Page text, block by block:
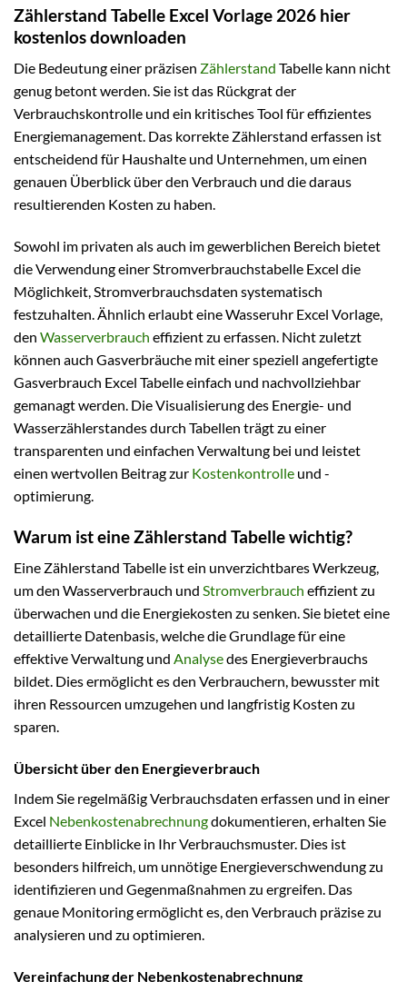
Zählerstand Tabelle Excel Vorlage 2026 hier
kostenlos downloaden
Die Bedeutung einer präzisen Zählerstand Tabelle kann nicht
genug betont werden. Sie ist das Rückgrat der
Verbrauchskontrolle und ein kritisches Tool für effizientes
Energiemanagement. Das korrekte Zählerstand erfassen ist
entscheidend für Haushalte und Unternehmen, um einen
genauen Überblick über den Verbrauch und die daraus
resultierenden Kosten zu haben.
Sowohl im privaten als auch im gewerblichen Bereich bietet
die Verwendung einer Stromverbrauchstabelle Excel die
Möglichkeit, Stromverbrauchsdaten systematisch
festzuhalten. Ähnlich erlaubt eine Wasseruhr Excel Vorlage,
den Wasserverbrauch effizient zu erfassen. Nicht zuletzt
können auch Gasverbräuche mit einer speziell angefertigte
Gasverbrauch Excel Tabelle einfach und nachvollziehbar
gemanagt werden. Die Visualisierung des Energie- und
Wasserzählerstandes durch Tabellen trägt zu einer
transparenten und einfachen Verwaltung bei und leistet
einen wertvollen Beitrag zur Kostenkontrolle und -
optimierung.
Warum ist eine Zählerstand Tabelle wichtig?
Eine Zählerstand Tabelle ist ein unverzichtbares Werkzeug,
um den Wasserverbrauch und Stromverbrauch effizient zu
überwachen und die Energiekosten zu senken. Sie bietet eine
detaillierte Datenbasis, welche die Grundlage für eine
effektive Verwaltung und Analysedes Energieverbrauchs
bildet. Dies ermöglicht es den Verbrauchern, bewusster mit
ihren Ressourcen umzugehen und langfristig Kosten zu
sparen.
Übersicht über den Energieverbrauch
Indem Sie regelmäßig Verbrauchsdaten erfassen und in einer
Excel Nebenkostenabrechnungdokumentieren, erhalten Sie
detaillierte Einblicke in Ihr Verbrauchsmuster. Dies ist
besonders hilfreich, um unnötige Energieverschwendung zu
identifizieren und Gegenmaßnahmen zu ergreifen. Das
genaue Monitoring ermöglicht es, den Verbrauch präzise zu
analysieren und zu optimieren.
Vereinfachung der Nebenkostenabrechnung